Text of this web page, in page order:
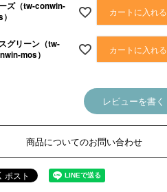
ズ（tw-conwin-
カートに入れる
グリーン（tw-
mos）
カートに入れる
レビューを書く
商品についてのお問い合わせ